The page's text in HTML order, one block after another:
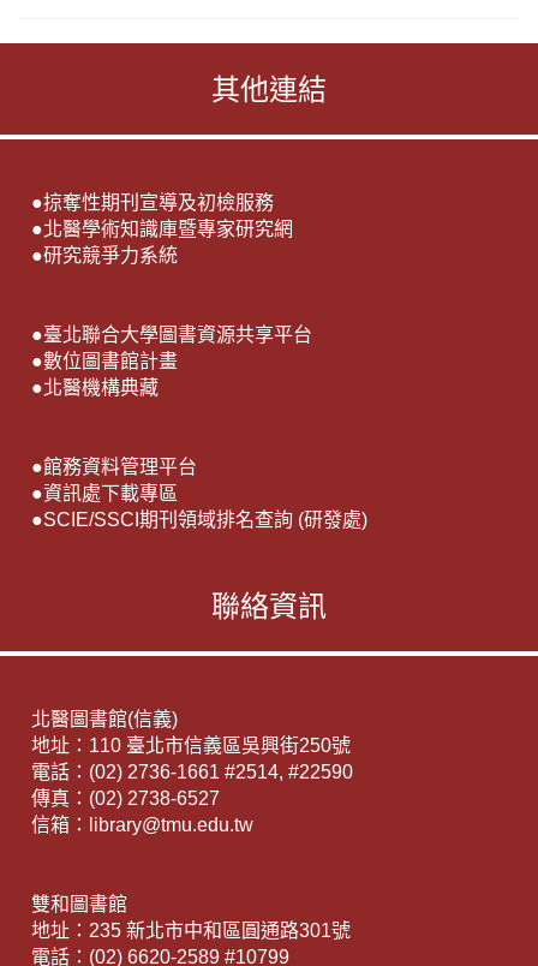
其他連結
●掠奪性期刊宣導及初檢服務
●北醫學術知識庫暨專家研究網
●研究競爭力系統
●臺北聯合大學圖書資源共享平台
●數位圖書館計畫
●北醫機構典藏
●館務資料管理平台
●資訊處下載專區
●SCIE/SSCI期刊領域排名查詢 (研發處)
聯絡資訊
北醫圖書館(信義)
地址：110 臺北市信義區吳興街250號
電話：(02) 2736-1661 #2514, #22590
傳真：(02) 2738-6527
信箱：library@tmu.edu.tw
雙和圖書館
地址：235 新北市中和區圓通路301號
電話：(02) 6620-2589 #10799